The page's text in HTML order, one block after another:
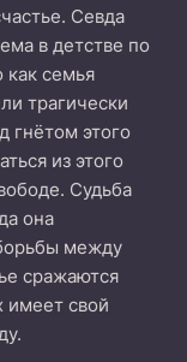
Севда
в детстве по
как семья
трагически
гнётом этого
из этого
Судьба
она
между
сражаются
имеет свой